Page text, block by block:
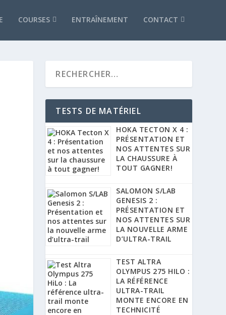
COURSES ENTRAÎNEMENT CONTACT
TESTS DE MATÉRIEL
HOKA TECTON X 4 :
PRÉSENTATION ET
NOS ATTENTES SUR
LA CHAUSSURE À
TOUT GAGNER!
SALOMON S/LAB
GENESIS 2 :
PRÉSENTATION ET
NOS ATTENTES SUR
LA NOUVELLE ARME
D’ULTRA-TRAIL
TEST ALTRA
OLYMPUS 275 HILO :
LA RÉFÉRENCE
ULTRA-TRAIL
MONTE ENCORE EN
TECHNICITÉ